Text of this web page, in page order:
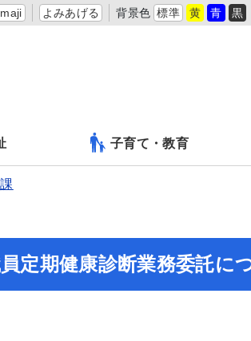
よみあげる 背景色 標準 黄 青 黒
子育て・教育
定期健康診断業務委託に